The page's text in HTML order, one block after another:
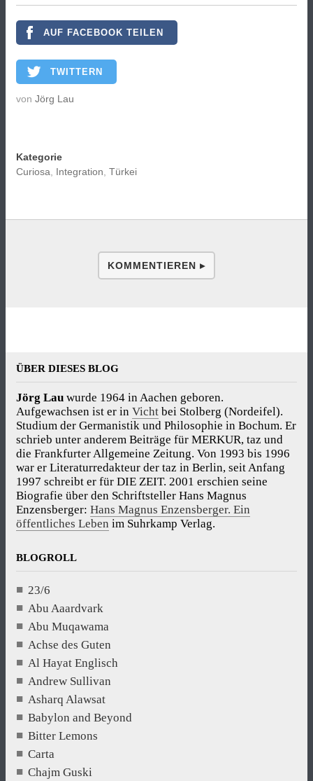
AUF FACEBOOK TEILEN
TWITTERN
von Jörg Lau
Kategorie
Curiosa, Integration, Türkei
KOMMENTIEREN ▸
ÜBER DIESES BLOG
Jörg Lau wurde 1964 in Aachen geboren.
Aufgewachsen ist er in Vicht bei Stolberg (Nordeifel).
Studium der Germanistik und Philosophie in Bochum. Er
schrieb unter anderem Beiträge für MERKUR, taz und
die Frankfurter Allgemeine Zeitung. Von 1993 bis 1996
war er Literaturredakteur der taz in Berlin, seit Anfang
1997 schreibt er für DIE ZEIT. 2001 erschien seine
Biografie über den Schriftsteller Hans Magnus
Enzensberger: Hans Magnus Enzensberger. Ein
öffentliches Leben im Suhrkamp Verlag.
BLOGROLL
23/6
Abu Aaardvark
Abu Muqawama
Achse des Guten
Al Hayat Englisch
Andrew Sullivan
Asharq Alawsat
Babylon and Beyond
Bitter Lemons
Carta
Chajm Guski